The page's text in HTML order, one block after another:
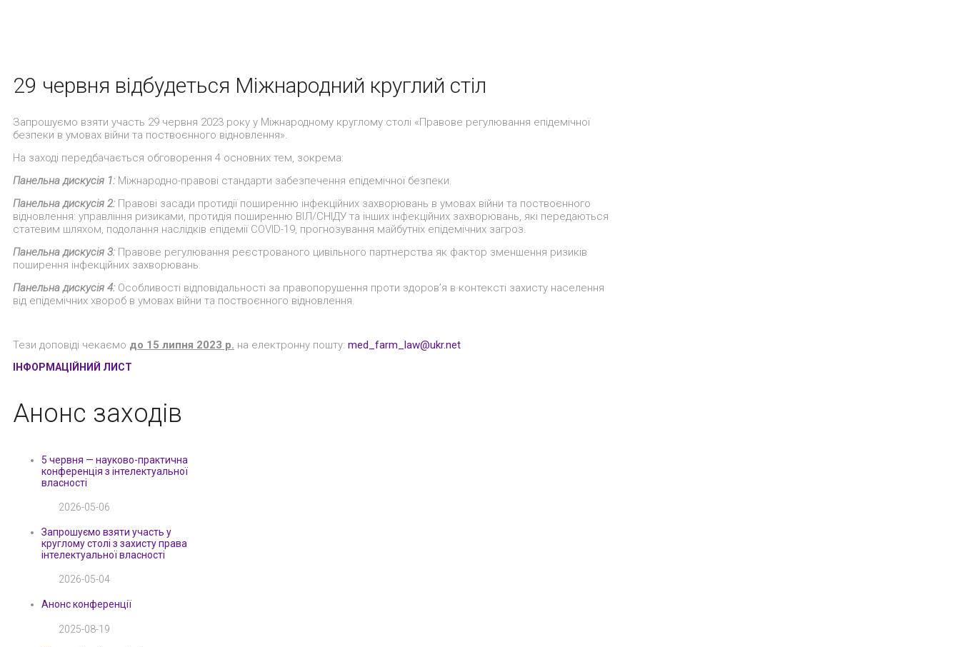
29 червня відбудеться Міжнародний круглий стіл
Запрошуємо взяти участь 29 червня 2023 року у Міжнародному круглому столі «Правове регулювання епідемічної
безпеки в умовах війни та поствоєнного відновлення».
На заході передбачається обговорення 4 основних тем, зокрема:
Панельна дискусія 1: Міжнародно-правові стандарти забезпечення епідемічної безпеки.
Панельна дискусія 2: Правові засади протидії поширенню інфекційних захворювань в умовах війни та поствоєнного
відновлення: управління ризиками, протидія поширенню ВІЛ/СНІДУ та інших інфекційних захворювань, які передаються
статевим шляхом, подолання наслідків епідемії COVID-19, прогнозування майбутніх епідемічних загроз.
Панельна дискусія 3: Правове регулювання реєстрованого цивільного партнерства як фактор зменшення ризиків
поширення інфекційних захворювань.
Панельна дискусія 4: Особливості відповідальності за правопорушення проти здоров’я в контексті захисту населення
від епідемічних хвороб в умовах війни та поствоєнного відновлення.
Тези доповіді чекаємо до 15 липня 2023 р. на електронну пошту: med_farm_law@ukr.net
ІНФОРМАЦІЙНИЙ ЛИСТ
Анонс заходів
5 червня — науково-практична
конференція з інтелектуальної
власності
2026-05-06
Запрошуємо взяти участь у
круглому столі з захисту права
інтелектуальної власності
2026-05-04
Анонс конференції
2025-08-19